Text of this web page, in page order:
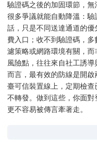
驗證碼之後的加固環節，無
很多爭議就能自動降溫：
話，只是不同送達通道的
費入口；收不到驗證碼，
濾策略或網路環境有關，
風險點，往往來自社工誘
而言，最有效的防線是開
臺可信裝置線上，定期檢
不轉發。做到這些，你面
更不容易被傳言牽著走。